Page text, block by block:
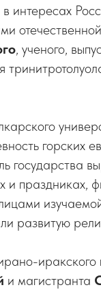
интересах
, ученого,
горских
государства
и праздниках,
развитую
иракского
и магистранта